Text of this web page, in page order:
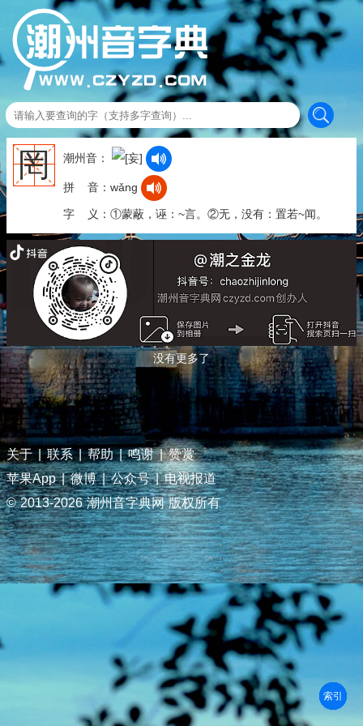
罔 潮州音：
拼 音：wǎng
字 义：①蒙蔽，诬：~言。②无，没有：置若~闻。
没有更多了
关于 | 联系 | 帮助 | 鸣谢 | 赞赏
苹果App | 微博 | 公众号 | 电视报道
© 2013-2026 潮州音字典网 版权所有
部首
笔划
拼音
潮拼